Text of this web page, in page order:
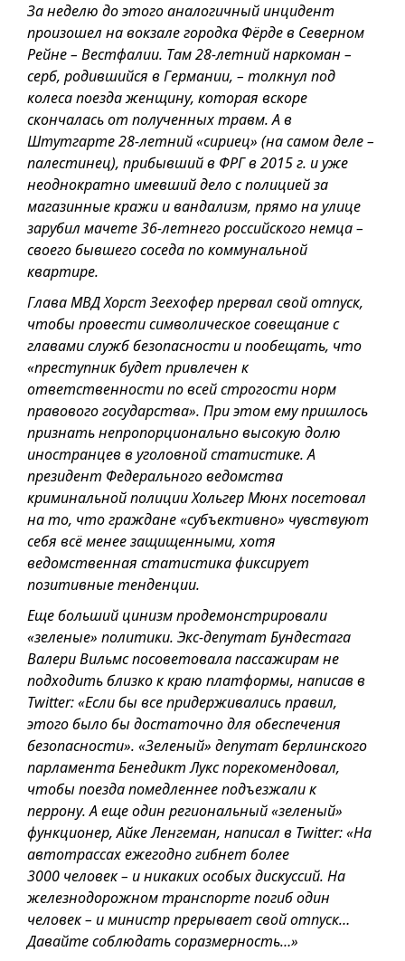
За неделю до этого аналогичный инцидент
произошел на вокзале городка Фёрде в Северном
Рейне – Вестфалии. Там 28-летний наркоман –
серб, родившийся в Германии, – толкнул под
колеса поезда женщину, которая вскоре
скончалась от полученных травм. А в
Штутгарте 28-летний «сириец» (на самом деле –
палестинец), прибывший в ФРГ в 2015 г. и уже
неоднократно имевший дело с полицией за
магазинные кражи и вандализм, прямо на улице
зарубил мачете 36-летнего российского немца –
своего бывшего соседа по коммунальной
квартире.
Глава МВД Хорст Зеехофер прервал свой отпуск,
чтобы провести символическое совещание с
главами служб безопасности и пообещать, что
«преступник будет привлечен к
ответственности по всей строгости норм
правового государства». При этом ему пришлось
признать непропорционально высокую долю
иностранцев в уголовной статистике. А
президент Федерального ведомства
криминальной полиции Хольгер Мюнх посетовал
на то, что граждане «субъективно» чувствуют
себя всё менее защищенными, хотя
ведомственная статистика фиксирует
позитивные тенденции.
Еще больший цинизм продемонстрировали
«зеленые» политики. Экс-депутат Бундестага
Валери Вильмс посоветовала пассажирам не
подходить близко к краю платформы, написав в
Twitter: «Если бы все придерживались правил,
этого было бы достаточно для обеспечения
безопасности». «Зеленый» депутат берлинского
парламента Бенедикт Лукс порекомендовал,
чтобы поезда помедленнее подъезжали к
перрону. А еще один региональный «зеленый»
функционер, Айке Ленгеман, написал в Twitter: «На
автотрассах ежегодно гибнет более
3000 человек – и никаких особых дискуссий. На
железнодорожном транспорте погиб один
человек – и министр прерывает свой отпуск…
Давайте соблюдать соразмерность…»